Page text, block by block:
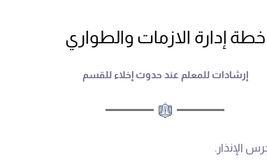
خطة إدارة الازمات والطواري
إرشادات للمعلم عند حدوث إخلاء للقسم